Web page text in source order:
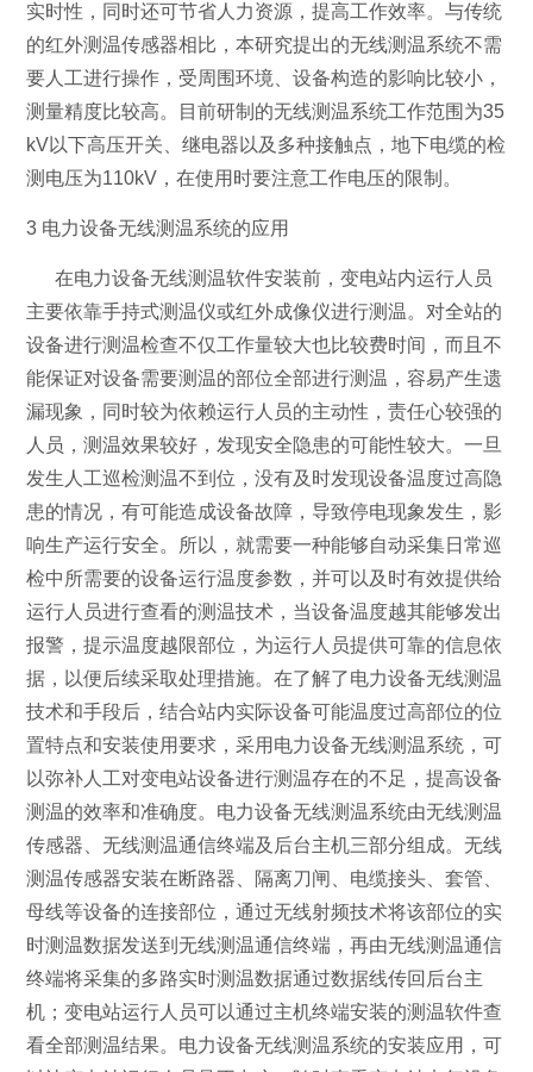
实时性，同时还可节省人力资源，提高工作效率。与传统
的红外测温传感器相比，本研究提出的无线测温系统不需
要人工进行操作，受周围环境、设备构造的影响比较小，
测量精度比较高。目前研制的无线测温系统工作范围为35
kV以下高压开关、继电器以及多种接触点，地下电缆的检
测电压为110kV，在使用时要注意工作电压的限制。
3 电力设备无线测温系统的应用
在电力设备无线测温软件安装前，变电站内运行人员
主要依靠手持式测温仪或红外成像仪进行测温。对全站的
设备进行测温检查不仅工作量较大也比较费时间，而且不
能保证对设备需要测温的部位全部进行测温，容易产生遗
漏现象，同时较为依赖运行人员的主动性，责任心较强的
人员，测温效果较好，发现安全隐患的可能性较大。一旦
发生人工巡检测温不到位，没有及时发现设备温度过高隐
患的情况，有可能造成设备故障，导致停电现象发生，影
响生产运行安全。所以，就需要一种能够自动采集日常巡
检中所需要的设备运行温度参数，并可以及时有效提供给
运行人员进行查看的测温技术，当设备温度越其能够发出
报警，提示温度越限部位，为运行人员提供可靠的信息依
据，以便后续采取处理措施。在了解了电力设备无线测温
技术和手段后，结合站内实际设备可能温度过高部位的位
置特点和安装使用要求，采用电力设备无线测温系统，可
以弥补人工对变电站设备进行测温存在的不足，提高设备
测温的效率和准确度。电力设备无线测温系统由无线测温
传感器、无线测温通信终端及后台主机三部分组成。无线
测温传感器安装在断路器、隔离刀闸、电缆接头、套管、
母线等设备的连接部位，通过无线射频技术将该部位的实
时测温数据发送到无线测温通信终端，再由无线测温通信
终端将采集的多路实时测温数据通过数据线传回后台主
机；变电站运行人员可以通过主机终端安装的测温软件查
看全部测温结果。电力设备无线测温系统的安装应用，可